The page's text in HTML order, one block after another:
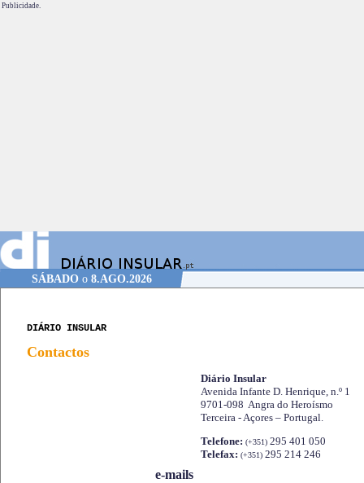
Publicidade.
SÁBADOo 8.AGO.2026
DIÁRIO INSULAR
Contactos
Diário Insular
Avenida Infante D. Henrique, n.º 1
9701-098 Angra do Heroísmo
Terceira - Açores – Portugal.
Telefone: (+351) 295 401 050
Telefax: (+351) 295 214 246
e-mails